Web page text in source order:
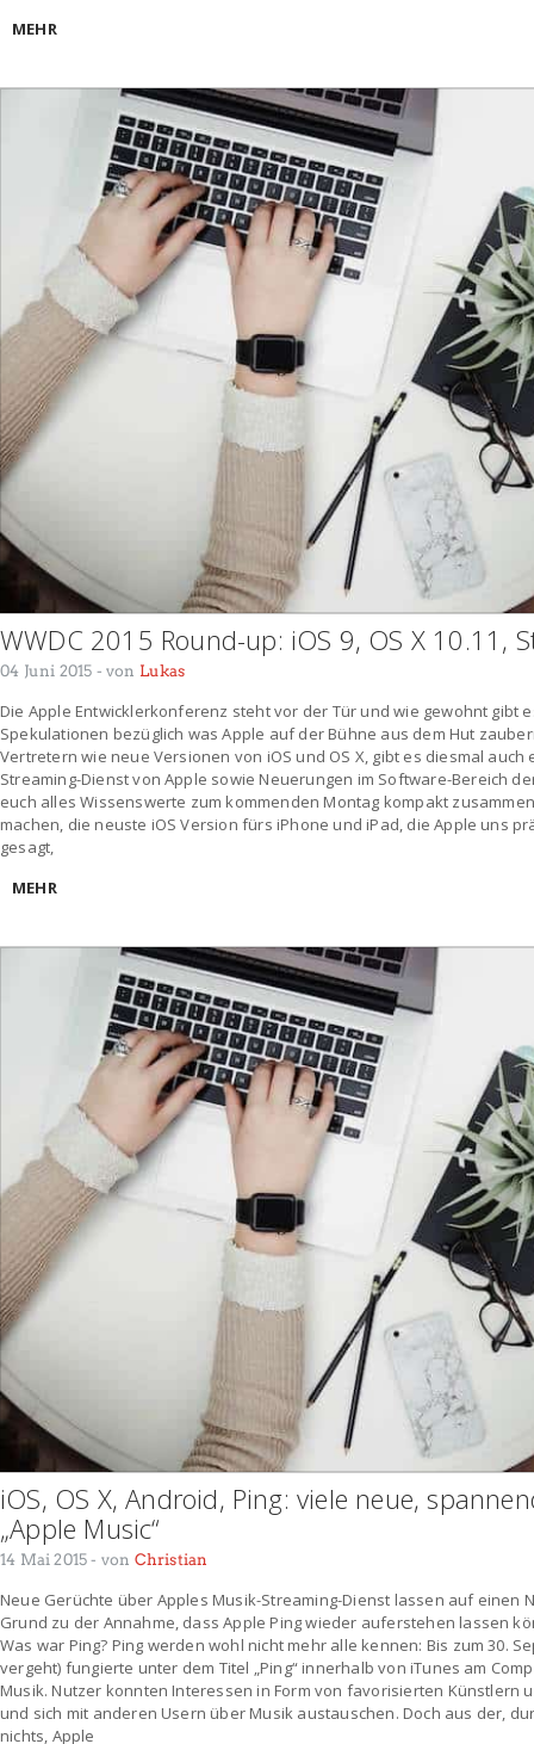
MEHR
WWDC 2015 Round-up: iOS 9, OS X 10.11,
04 Juni 2015 - von Lukas
Die Apple Entwicklerkonferenz steht vor der Tür und wie gewohnt gibt
Spekulationen bezüglich was Apple auf der Bühne aus dem Hut
Vertretern wie neue Versionen von iOS und OS X, gibt es diesmal
Streaming-Dienst von Apple sowie Neuerungen im Software-Bereich
euch alles Wissenswerte zum kommenden Montag kompakt
machen, die neuste iOS Version fürs iPhone und iPad, die Apple uns
gesagt,
MEHR
iOS, OS X, Android, Ping: viele neue,
„Apple Music“
14 Mai 2015 - von Christian
Neue Gerüchte über Apples Musik-Streaming-Dienst lassen auf einen
Grund zu der Annahme, dass Apple Ping wieder auferstehen lassen
Was war Ping? Ping werden wohl nicht mehr alle kennen: Bis zum 30.
vergeht) fungierte unter dem Titel „Ping“ innerhalb von iTunes am
Musik. Nutzer konnten Interessen in Form von favorisierten Künstlern
und sich mit anderen Usern über Musik austauschen. Doch aus der,
nichts, Apple